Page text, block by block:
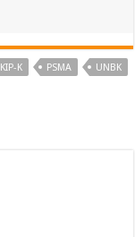
KIP-K PSMA UNBK